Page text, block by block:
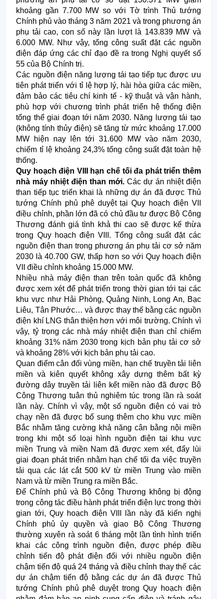
khoảng gần 7.700 MW so với Tờ trình Thủ tướng
Chính phủ vào tháng 3 năm 2021 và trong phương án
phụ tải cao, con số này lần lượt là 143.839 MW và
6.000 MW. Như vậy, tổng công suất đặt các nguồn
điện đáp ứng các chỉ đạo đề ra trong Nghị quyết số
55 của Bộ Chính trị.
Các nguồn điện năng lượng tái tạo tiếp tục được ưu
tiên phát triển với tỉ lệ hợp lý, hài hòa giữa các miền,
đảm bảo các tiêu chí kinh tế - kỹ thuật và vận hành,
phù hợp với chương trình phát triển hệ thống điện
tổng thể giai đoạn tới năm 2030. Năng lượng tái tạo
(không tính thủy điện) sẽ tăng từ mức khoảng 17.000
MW hiện nay lên tới 31.600 MW vào năm 2030,
chiếm tỉ lệ khoảng 24,3% tổng công suất đặt toàn hệ
thống.
Quy hoạch điện VIII hạn chế tối đa phát triển thêm
nhà máy nhiệt điện than mới. Các dự án nhiệt điện
than tiếp tục triển khai là những dự án đã được Thủ
tướng Chính phủ phê duyệt tại Quy hoạch điện VII
điều chỉnh, phần lớn đã có chủ đầu tư được Bộ Công
Thương đánh giá tình khả thi cao sẽ được kế thừa
trong Quy hoạch điện VIII. Tổng công suất đặt các
nguồn điện than trong phương án phụ tải cơ sở năm
2030 là 40.700 GW, thấp hơn so với Quy hoạch điện
VII điều chỉnh khoảng 15.000 MW.
Nhiều nhà máy điện than trên toàn quốc đã không
được xem xét để phát triển trong thời gian tới tại các
khu vực như Hải Phòng, Quảng Ninh, Long An, Bạc
Liêu, Tân Phước… và được thay thế bằng các nguồn
điện khí LNG thân thiện hơn với môi trường. Chính vì
vậy, tỷ trọng các nhà máy nhiệt điện than chỉ chiếm
khoảng 31% năm 2030 trong kịch bản phụ tải cơ sở
và khoảng 28% với kịch bản phụ tải cao.
Quan điểm cân đối vùng miền, hạn chế truyền tải liên
miền và kiên quyết không xây dựng thêm bất kỳ
đường dây truyền tải liên kết miền nào đã được Bộ
Công Thương tuân thủ nghiêm túc trong lần rà soát
lần này. Chính vì vậy, một số nguồn điện có vai trò
chạy nền đã được bổ sung thêm cho khu vực miền
Bắc nhằm tăng cường khả năng cân bằng nội miền
trong khi một số loại hình nguồn điện tại khu vực
miền Trung và miền Nam đã được xem xét, đẩy lùi
giai đoạn phát triển nhằm hạn chế tối đa việc truyền
tải qua các lát cắt 500 kV từ miền Trung vào miền
Nam và từ miền Trung ra miền Bắc.
Để Chính phủ và Bộ Công Thương không bị động
trong công tác điều hành phát triển điện lực trong thời
gian tới, Quy hoạch điện VIII lần này đã kiến nghị
Chính phủ ủy quyền và giao Bộ Công Thương
thường xuyên rà soát 6 tháng một lần tình hình triển
khai các công trình nguồn điện, được phép điều
chỉnh tiến độ phát điện đối với nhiều nguồn điện
chậm tiến độ quá 24 tháng và điều chỉnh thay thế các
dự án chậm tiến độ bằng các dự án đã được Thủ
tướng Chính phủ phê duyệt trong Quy hoạch điện